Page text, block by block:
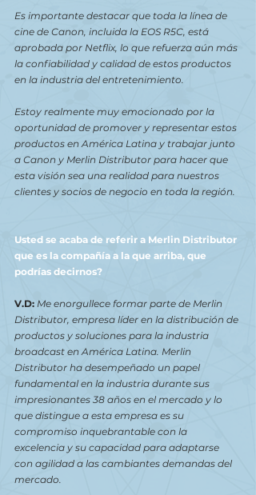
Es importante destacar que toda la línea de
cine de Canon, incluida la EOS R5C, está
aprobada por Netflix, lo que refuerza aún más
la confiabilidad y calidad de estos productos
en la industria del entretenimiento.
Estoy realmente muy emocionado por la
oportunidad de promover y representar estos
productos en América Latina y trabajar junto
a Canon y Merlin Distributor para hacer que
esta visión sea una realidad para nuestros
clientes y socios de negocio en toda la región.
Usted se acaba de referir a Merlin Distributor
que es la compañía a la que arriba, que
podrías decirnos?
V.D: Me enorgullece formar parte de Merlin
Distributor, empresa líder en la distribución de
productos y soluciones para la industria
broadcast en América Latina. Merlin
Distributor ha desempeñado un papel
fundamental en la industria durante sus
impresionantes 38 años en el mercado y lo
que distingue a esta empresa es su
compromiso inquebrantable con la
excelencia y su capacidad para adaptarse
con agilidad a las cambiantes demandas del
mercado.